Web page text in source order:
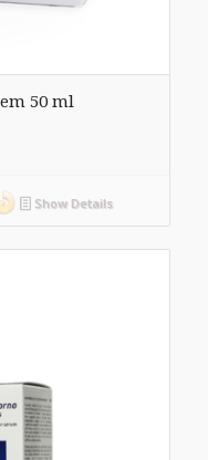
50 ml
Show Details